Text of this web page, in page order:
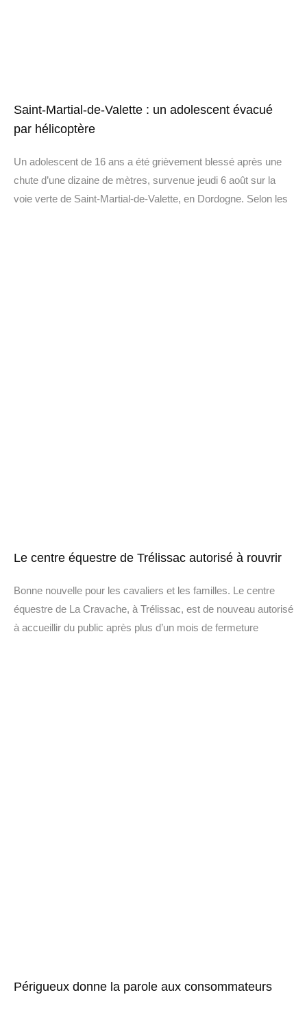
Saint-Martial-de-Valette : un adolescent évacué
par hélicoptère
Un adolescent de 16 ans a été grièvement blessé après une
chute d’une dizaine de mètres, survenue jeudi 6 août sur la
voie verte de Saint-Martial-de-Valette, en Dordogne. Selon les
Le centre équestre de Trélissac autorisé à rouvrir
Bonne nouvelle pour les cavaliers et les familles. Le centre
équestre de La Cravache, à Trélissac, est de nouveau autorisé
à accueillir du public après plus d’un mois de fermeture
Périgueux donne la parole aux consommateurs